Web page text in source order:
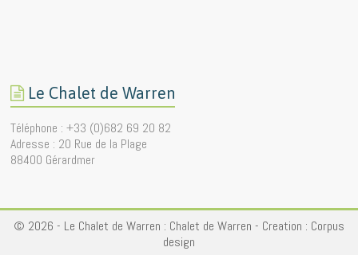
Le Chalet de Warren
Téléphone : +33 (0)682 69 20 82
Adresse : 20 Rue de la Plage
88400 Gérardmer
© 2026 - Le Chalet de Warren : Chalet de Warren - Creation : Corpus
design